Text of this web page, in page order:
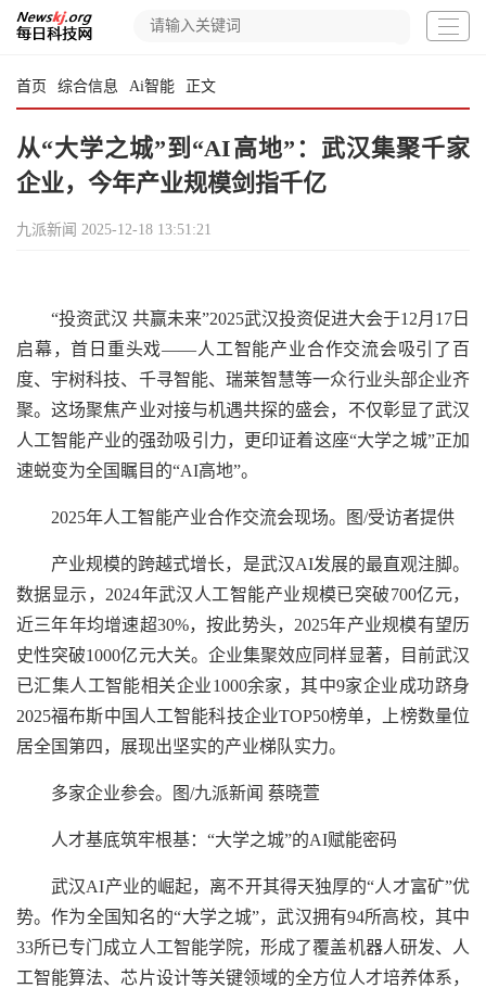
首页 综合信息 Ai智能 正文
从“大学之城”到“AI高地”：武汉集聚千家
企业，今年产业规模剑指千亿
九派新闻 2025-12-18 13:51:21
“投资武汉 共赢未来”2025武汉投资促进大会于12月17日
启幕，首日重头戏——人工智能产业合作交流会吸引了百
度、宇树科技、千寻智能、瑞莱智慧等一众行业头部企业齐
聚。这场聚焦产业对接与机遇共探的盛会，不仅彰显了武汉
人工智能产业的强劲吸引力，更印证着这座“大学之城”正加
速蜕变为全国瞩目的“AI高地”。
2025年人工智能产业合作交流会现场。图/受访者提供
产业规模的跨越式增长，是武汉AI发展的最直观注脚。
数据显示，2024年武汉人工智能产业规模已突破700亿元，
近三年年均增速超30%，按此势头，2025年产业规模有望历
史性突破1000亿元大关。企业集聚效应同样显著，目前武汉
已汇集人工智能相关企业1000余家，其中9家企业成功跻身
2025福布斯中国人工智能科技企业TOP50榜单，上榜数量位
居全国第四，展现出坚实的产业梯队实力。
多家企业参会。图/九派新闻 蔡晓萱
人才基底筑牢根基：“大学之城”的AI赋能密码
武汉AI产业的崛起，离不开其得天独厚的“人才富矿”优
势。作为全国知名的“大学之城”，武汉拥有94所高校，其中
33所已专门成立人工智能学院，形成了覆盖机器人研发、人
工智能算法、芯片设计等关键领域的全方位人才培养体系，